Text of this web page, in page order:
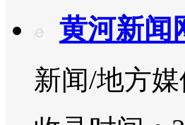
黄河新闻
新闻/地方